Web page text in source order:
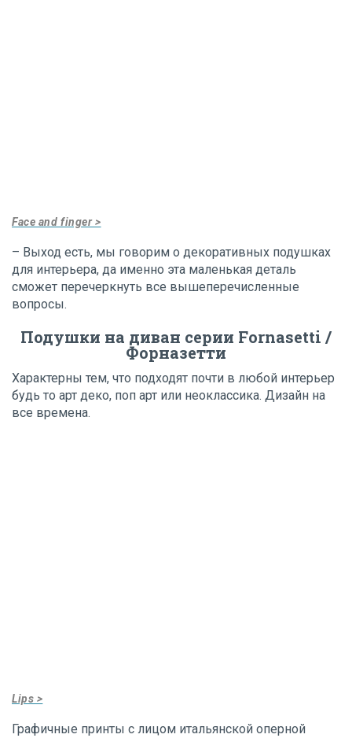
Face and finger >
– Выход есть, мы говорим о декоративных подушках
для интерьера, да именно эта маленькая деталь
сможет перечеркнуть все вышеперечисленные
вопросы.
Подушки на диван серии Fornasetti /
Форназетти
Характерны тем, что подходят почти в любой интерьер
будь то арт деко, поп арт или неоклассика. Дизайн на
все времена.
Lips >
Графичные принты с лицом итальянской оперной